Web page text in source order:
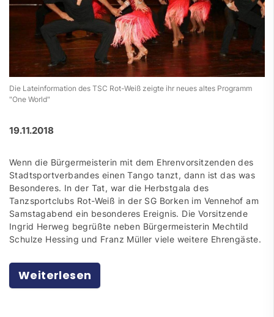
Die Lateinformation des TSC Rot-Weiß zeigte ihr neues altes Programm
"One World"
19.11.2018
Wenn die Bürgermeisterin mit dem Ehrenvorsitzenden des
Stadtsportverbandes einen Tango tanzt, dann ist das was
Besonderes. In der Tat, war die Herbstgala des
Tanzsportclubs Rot-Weiß in der SG Borken im Vennehof am
Samstagabend ein besonderes Ereignis. Die Vorsitzende
Ingrid Herweg begrüßte neben Bürgermeisterin Mechtild
Schulze Hessing und Franz Müller viele weitere Ehrengäste.
Weiterlesen